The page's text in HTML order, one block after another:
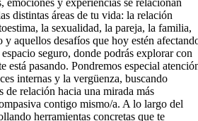
emociones y experiencias se relacionan
distintas áreas de tu vida: la relación
la sexualidad, la pareja, la familia,
y aquellos desafíos que hoy estén
seguro, donde podrás explorar con
está pasando. Pondremos especial
internas y la vergüenza, buscando
de relación hacia una mirada más
contigo mismo/a. A lo largo del
herramientas concretas que te